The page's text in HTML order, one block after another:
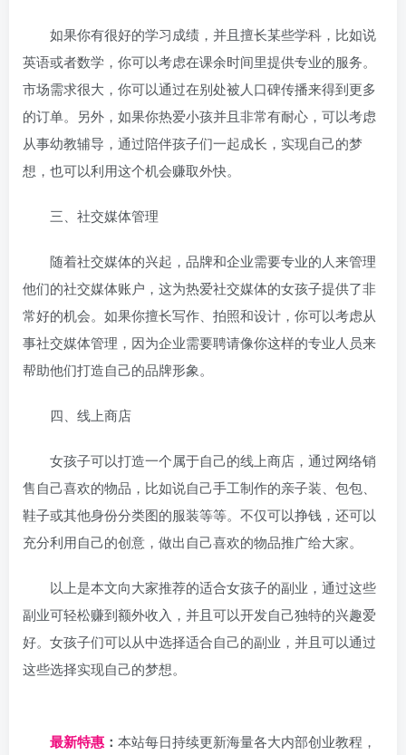
如果你有很好的学习成绩，并且擅长某些学科，比如说
英语或者数学，你可以考虑在课余时间里提供专业的服务。
市场需求很大，你可以通过在别处被人口碑传播来得到更多
的订单。另外，如果你热爱小孩并且非常有耐心，可以考虑
从事幼教辅导，通过陪伴孩子们一起成长，实现自己的梦
想，也可以利用这个机会赚取外快。
三、社交媒体管理
随着社交媒体的兴起，品牌和企业需要专业的人来管理
他们的社交媒体账户，这为热爱社交媒体的女孩子提供了非
常好的机会。如果你擅长写作、拍照和设计，你可以考虑从
事社交媒体管理，因为企业需要聘请像你这样的专业人员来
帮助他们打造自己的品牌形象。
四、线上商店
女孩子可以打造一个属于自己的线上商店，通过网络销
售自己喜欢的物品，比如说自己手工制作的亲子装、包包、
鞋子或其他身份分类图的服装等等。不仅可以挣钱，还可以
充分利用自己的创意，做出自己喜欢的物品推广给大家。
以上是本文向大家推荐的适合女孩子的副业，通过这些
副业可轻松赚到额外收入，并且可以开发自己独特的兴趣爱
好。女孩子们可以从中选择适合自己的副业，并且可以通过
这些选择实现自己的梦想。
最新特惠 ： 本站每日持续更新海量各大内部创业教程，